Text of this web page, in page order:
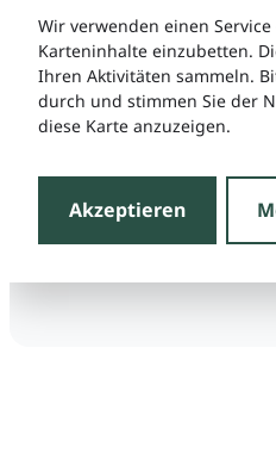
Wir verwenden einen
Karteninhalte einzubetten.
Ihren Aktivitäten sammeln.
durch und stimmen Sie der
diese Karte anzuzeigen.
Akzeptieren